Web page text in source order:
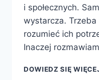
i społecznych.
wystarcza. Trzeba
rozumieć ich
Inaczej
DOWIEDZ SIĘ